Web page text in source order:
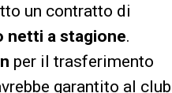
un contratto di
netti a stagione.
per il trasferimento
garantito al club